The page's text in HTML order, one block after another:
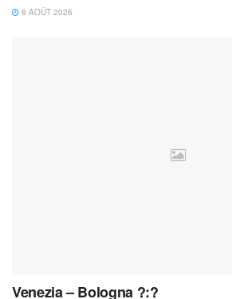
8 AOÛT 2026
Venezia – Bologna ?:?